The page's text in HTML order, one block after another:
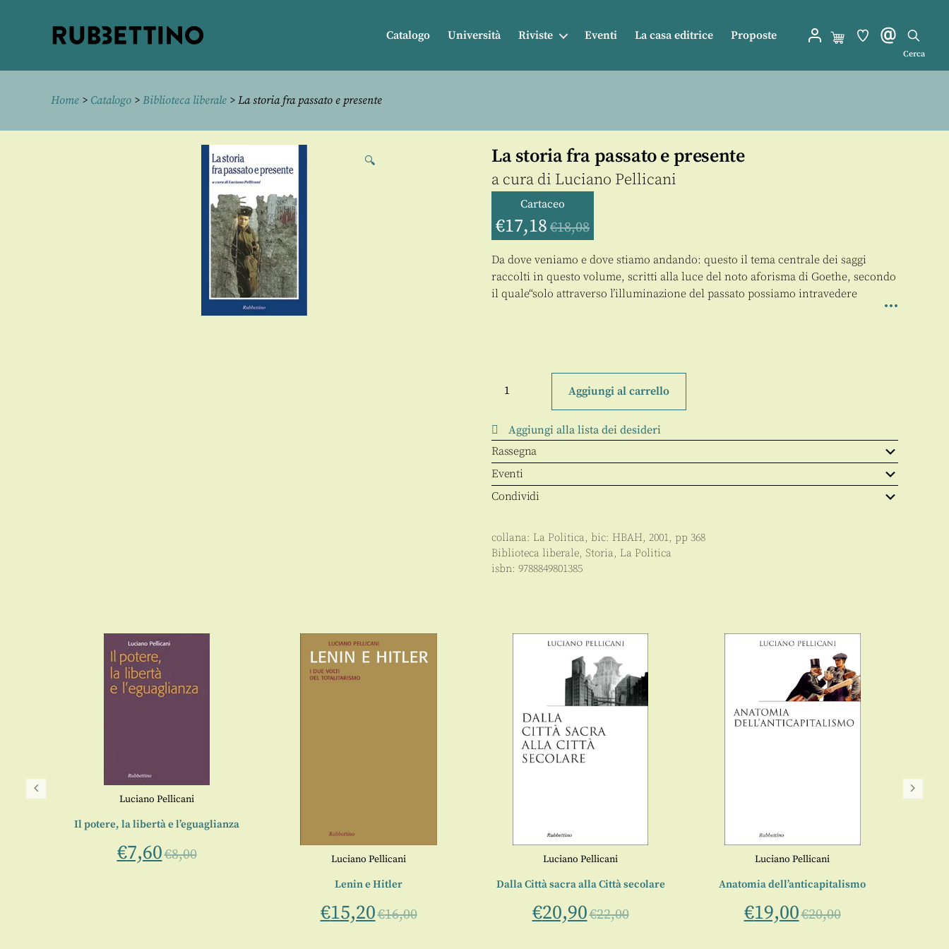
Catalogo Università Riviste Eventi La casa editrice Proposte
Cerca
Home > Catalogo > Biblioteca liberale > La storia fra passato e presente
🔍 La storia fra passato e presente
a cura di Luciano Pellicani
Cartaceo
€17,18 €18,08
Da dove veniamo e dove stiamo andando: questo il tema centrale dei saggi
raccolti in questo volume, scritti alla luce del noto aforisma di Goethe, secondo
il quale“solo attraverso l’illuminazione del passato possiamo intravedere
storia
e
presente
quantità
Aggiungi al carrello
Aggiungi alla lista dei desideri
Rassegna
Eventi
Condividi
collana: La Politica, bic: HBAH, 2001, pp 368
Biblioteca liberale, Storia, La Politica
isbn: 9788849801385
Luciano Pellicani
Il potere, la libertà e l’eguaglianza
€7,60€8,00 Luciano Pellicani
Lenin e Hitler
€15,20€16,00
Luciano Pellicani
Dalla Città sacra alla Città secolare
€20,90€22,00
Luciano Pellicani
Anatomia dell’anticapitalismo
€19,00€20,00